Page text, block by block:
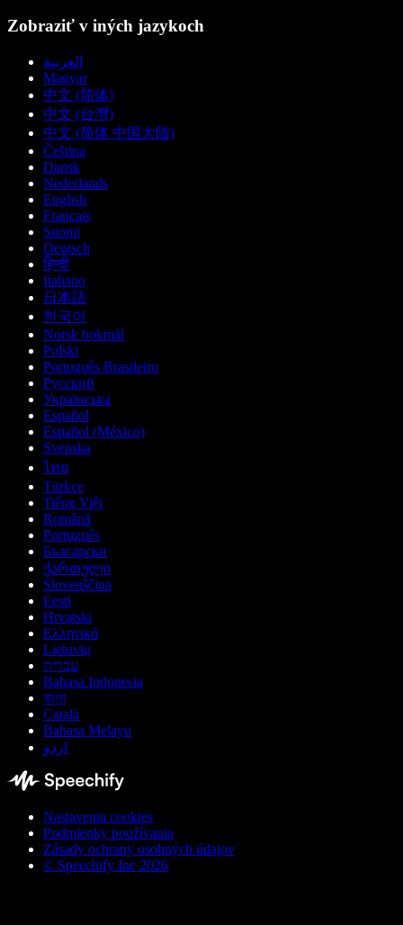
Zobraziť v iných jazykoch
العربية
Magyar
中文 (简体)
中文 (台灣)
中文 (简体 中国大陆)
Čeština
Dansk
Nederlands
English
Français
Suomi
Deutsch
हिन्दी
Italiano
日本語
한국어
Norsk bokmål
Polski
Português Brasileiro
Русский
Українська
Español
Español (México)
Svenska
ไทย
Türkçe
Tiếng Việt
Română
Português
Български
ქართული
Slovenščina
Eesti
Hrvatski
Ελληνικά
Lietuvių
עברית
Bahasa Indonesia
বাংলা
Català
Bahasa Melayu
اردو
Nastavenia cookies
Podmienky používania
Zásady ochrany osobných údajov
© Speechify Inc 2026